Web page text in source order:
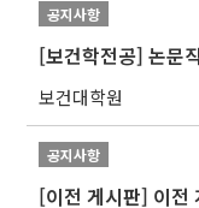
공지사항
[보건학전공] 논문
보건대학원
공지사항
[이전 게시판] 이전